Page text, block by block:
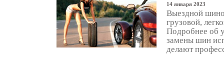
14 января 2023
Выездной
грузовой,
Подробнее об
замены шин
делают